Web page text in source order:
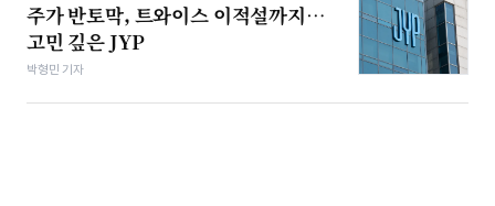
주가 반토막, 트와이스 이적설까지…
고민 깊은 JYP
박형민 기자